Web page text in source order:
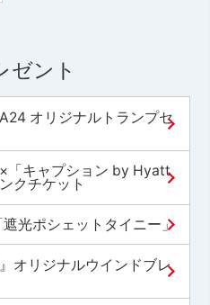
ゼント
オリジナルトランプセ
「キャプション by Hyatt
クチケット
光ポシェットタイニー」
オリジナルウインドブレ